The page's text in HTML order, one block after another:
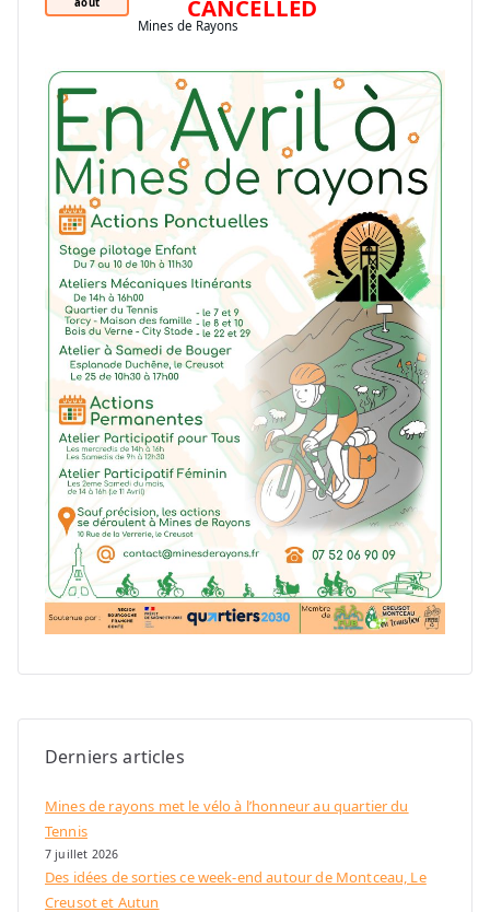
CANCELLED
Mines de Rayons
Derniers articles
Mines de rayons met le vélo à l’honneur au quartier du
Tennis
7 juillet 2026
Des idées de sorties ce week-end autour de Montceau, Le
Creusot et Autun